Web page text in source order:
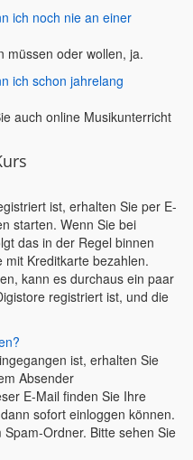
ich noch nie an einer
müssen oder wollen, ja.
ich schon jahrelang
auch online Musikunterricht
ist, erhalten Sie per E-
starten. Wenn Sie bei
das in der Regel binnen
Kreditkarte bezahlen.
kann es durchaus ein paar
registriert ist, und die
ist, erhalten Sie
Absender
E-Mail finden Sie Ihre
sofort einloggen können.
Ordner. Bitte sehen Sie